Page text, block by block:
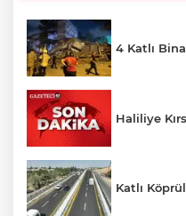
4 Katlı
Haliliye
Katlı